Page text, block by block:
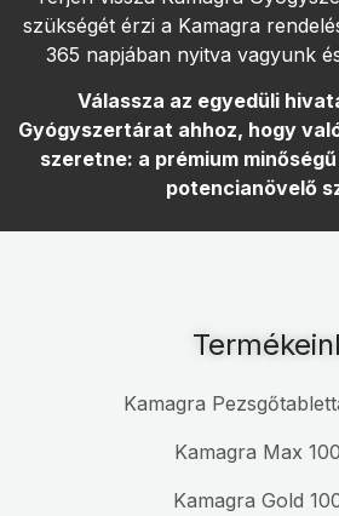
szükségét érzi a Kamagra
365 napjában nyitva vagyunk
Válassza az egyedüli
Gyógyszertárat ahhoz, hogy
szeretne: a prémium
potencianövelő
Kamagra
Kamagra Max
Kamagra Gold